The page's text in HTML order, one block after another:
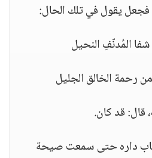
فجعل يقول في تلك الحال:
المُدنّفِ النحيل
رحمة الخالق الجليل
قال: قد كان.
داره حتى سمعت صيحة